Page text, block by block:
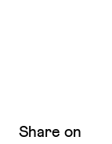
Share on